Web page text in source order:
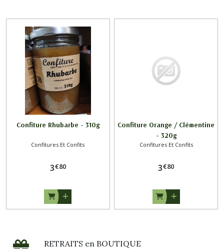
Confiture Rhubarbe - 310g
Confitures Et Confits
3€80
Confiture Orange / Clémentine
- 320g
Confitures Et Confits
3€80
RETRAITS en BOUTIQUE
Afficher
résultats